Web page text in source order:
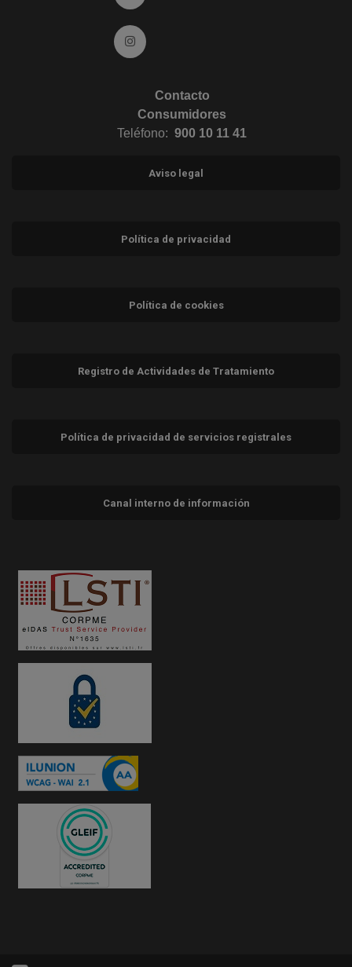
Ir a Instagram (abre en ventana nueva)
Contacto
Consumidores
Teléfono: 900 10 11 41
Aviso legal
Política de privacidad
Política de cookies
Registro de Actividades de Tratamiento
Política de privacidad de servicios registrales
Canal interno de información